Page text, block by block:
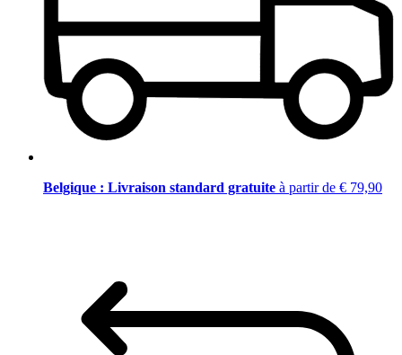
Belgique : Livraison standard gratuite à partir de € 79,90